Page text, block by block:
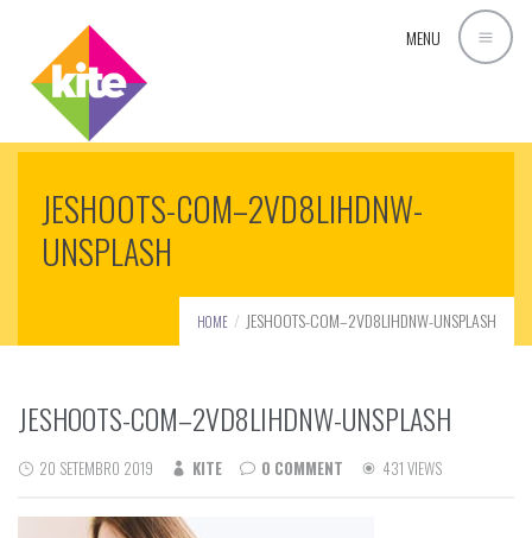
MENU
JESHOOTS-COM–2VD8LIHDNW-
UNSPLASH
HOME JESHOOTS-COM–2VD8LIHDNW-UNSPLASH
JESHOOTS-COM–2VD8LIHDNW-UNSPLASH
20 SETEMBRO 2019 KITE 0 COMMENT 431 VIEWS